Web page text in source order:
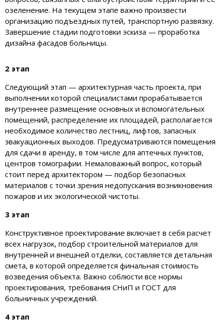
озеленение. На текущем этапе важно произвести
организацию подъездных путей, транспортную развязку.
Завершение стадии подготовки эскиза — проработка
дизайна фасадов больницы.
2 этап
Следующий этап — архитектурная часть проекта, при
выполнении которой специалистами прорабатывается
внутреннее размещение основных и вспомогательных
помещений, распределение их площадей, располагается
необходимое количество лестниц, лифтов, запасных
эвакуационных выходов. Предусматриваются помещения
для сдачи в аренду, в том числе для аптечных пунктов,
центров томографии. Немаловажный вопрос, который
стоит перед архитектором — подбор безопасных
материалов с точки зрения недопускания возникновения
пожаров и их экологической чистоты.
3 этап
Конструктивное проектирование включает в себя расчет
всех нагрузок, подбор строительной материалов для
внутренней и внешней отделки, составляется детальная
смета, в которой определяется финальная стоимость
возведения объекта. Важно соблюсти все нормы
проектирования, требования СНиП и ГОСТ для
больничных учреждений.
4 этап